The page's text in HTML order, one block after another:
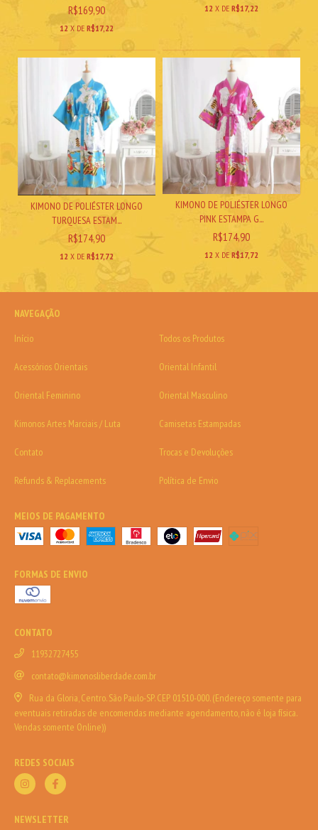
R$169,90
12 X DE R$17,22
12 X DE R$17,22
KIMONO DE POLIÉSTER LONGO
TURQUESA ESTAM...
R$174,90
12 X DE R$17,72
KIMONO DE POLIÉSTER LONGO
PINK ESTAMPA G...
R$174,90
12 X DE R$17,72
NAVEGAÇÃO
Início
Todos os Produtos
Acessórios Orientais Oriental Infantil
Oriental Feminino Oriental Masculino
Kimonos Artes Marciais / Luta Camisetas Estampadas
Contato Trocas e Devoluções
Refunds & Replacements Política de Envio
MEIOS DE PAGAMENTO
FORMAS DE ENVIO
CONTATO
11932727455
contato@kimonosliberdade.com.br
Rua da Gloria, Centro. São Paulo-SP. CEP 01510-000. (Endereço somente para
eventuais retiradas de encomendas mediante agendamento, não é loja física.
Vendas somente Online))
REDES SOCIAIS
NEWSLETTER